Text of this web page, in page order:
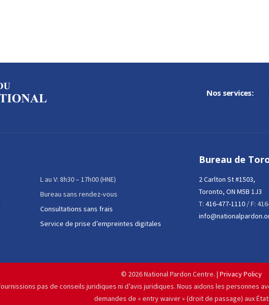
Nos services:
L au V: 8h30 – 17h00 (HNE)
Bureau sans rendez-vous
Consultations sans frais
Service de prise d’empreintes digitales
Bureau de
2 Carlton St #1503,
Toronto, ON M5B 1J3
T: 416-477-1110 / F:
© 2026 National Pardon Centre. | Privacy Policy
pas de conseils juridiques ni d’avis juridiques. Nous aidons les personnes
demandes de « entry waiver » (droit de passage) aux